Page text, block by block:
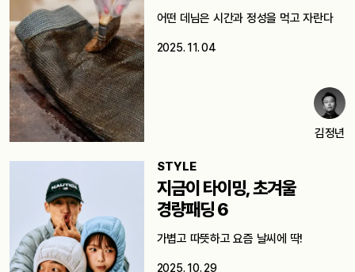
어떤 데님은 시간과 정성을 먹고 자란다
2025. 11. 04
김정년
STYLE
지금이 타이밍, 초겨울
경량패딩 6
가볍고 따뜻하고 요즘 날씨에 딱!
2025. 10. 29